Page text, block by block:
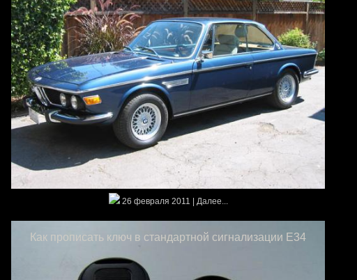
26 февраля 2011 | Далее...
Как прописать ключ в стандартной сигнализации E34